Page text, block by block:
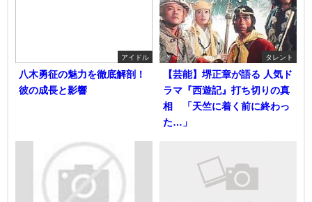
アイドル
八木勇征の魅力を徹底解剖！
彼の成長と影響
タレント
【芸能】堺正章が語る 人気ド
ラマ『西遊記』打ち切りの真
相 「天竺に着く前に終わっ
た…」